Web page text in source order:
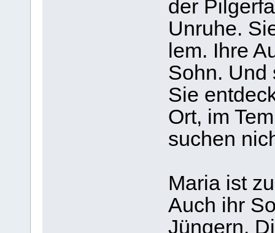
der
Unruhe.
lem. Ihre
Sohn. Und
Sie
Ort, im
suchen
Maria ist
Auch ihr
Jün­gern.